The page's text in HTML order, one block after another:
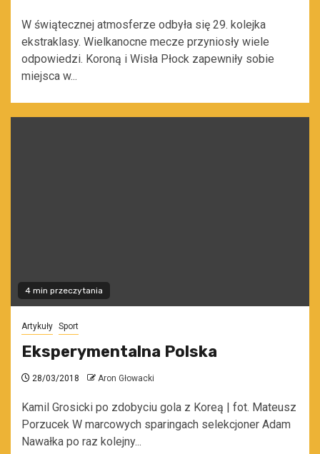
W świątecznej atmosferze odbyła się 29. kolejka
ekstraklasy. Wielkanocne mecze przyniosły wiele
odpowiedzi. Koroną i Wisła Płock zapewniły sobie
miejsca w...
4 min przeczytania
Artykuły Sport
Eksperymentalna Polska
28/03/2018 Aron Głowacki
Kamil Grosicki po zdobyciu gola z Koreą | fot. Mateusz
Porzucek W marcowych sparingach selekcjoner Adam
Nawałka po raz kolejny...